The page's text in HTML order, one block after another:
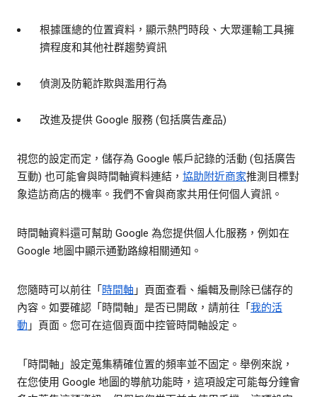
根據匯總的位置資料，顯示熱門時段、大眾運輸工具擁
擠程度和其他社群趨勢資訊
偵測及防範詐欺與濫用行為
改進及提供 Google 服務 (包括廣告產品)
視您的設定而定，儲存為 Google 帳戶記錄的活動 (包括廣告
互動) 也可能會與時間軸資料連結， 協助附近商家推測目標對
象造訪商店的機率。我們不會與商家共用任何個人資訊。
時間軸資料還可幫助 Google 為您提供個人化服務，例如在
Google 地圖中顯示通勤路線相關通知。
您隨時可以前往「 時間軸 」頁面查看、編輯及刪除已儲存的
內容。如要確認「時間軸」是否已開啟，請前往「 我的活
動 」頁面。您可在這個頁面中控管時間軸設定。
「時間軸」設定蒐集精確位置的頻率並不固定。舉例來說，
在您使用 Google 地圖的導航功能時，這項設定可能每分鐘會